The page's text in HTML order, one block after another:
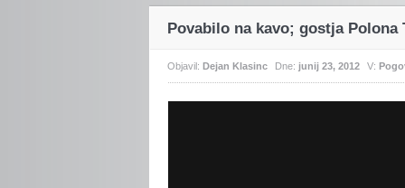
Povabilo na kavo; gostja Polona
Objavil:Dejan Klasinc Dne: junij 23, 2012 V: